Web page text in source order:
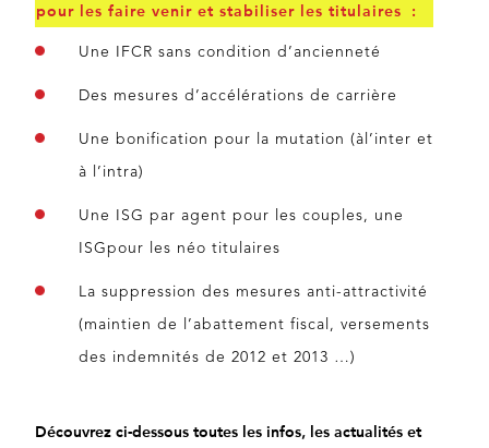
pour les faire venir et stabiliser les titulaires :
Une IFCR sans condition d’ancienneté
Des mesures d’accélérations de carrière
Une bonification pour la mutation (àl’inter et
à l’intra)
Une ISG par agent pour les couples, une
ISGpour les néo titulaires
La suppression des mesures anti-attractivité
(maintien de l’abattement fiscal, versements
des indemnités de 2012 et 2013 …)
Découvrez ci-dessous toutes les infos, les actualités et